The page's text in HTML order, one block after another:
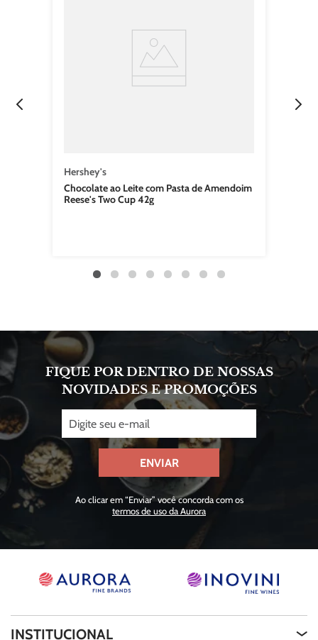
Hershey's
Chocolate ao Leite com Pasta de Amendoim
Reese's Two Cup 42g
FIQUE POR DENTRO DE NOSSAS
NOVIDADES E PROMOÇÕES
ENVIAR
Ao clicar em “Enviar” você concorda com os
termos de uso da Aurora
INSTITUCIONAL